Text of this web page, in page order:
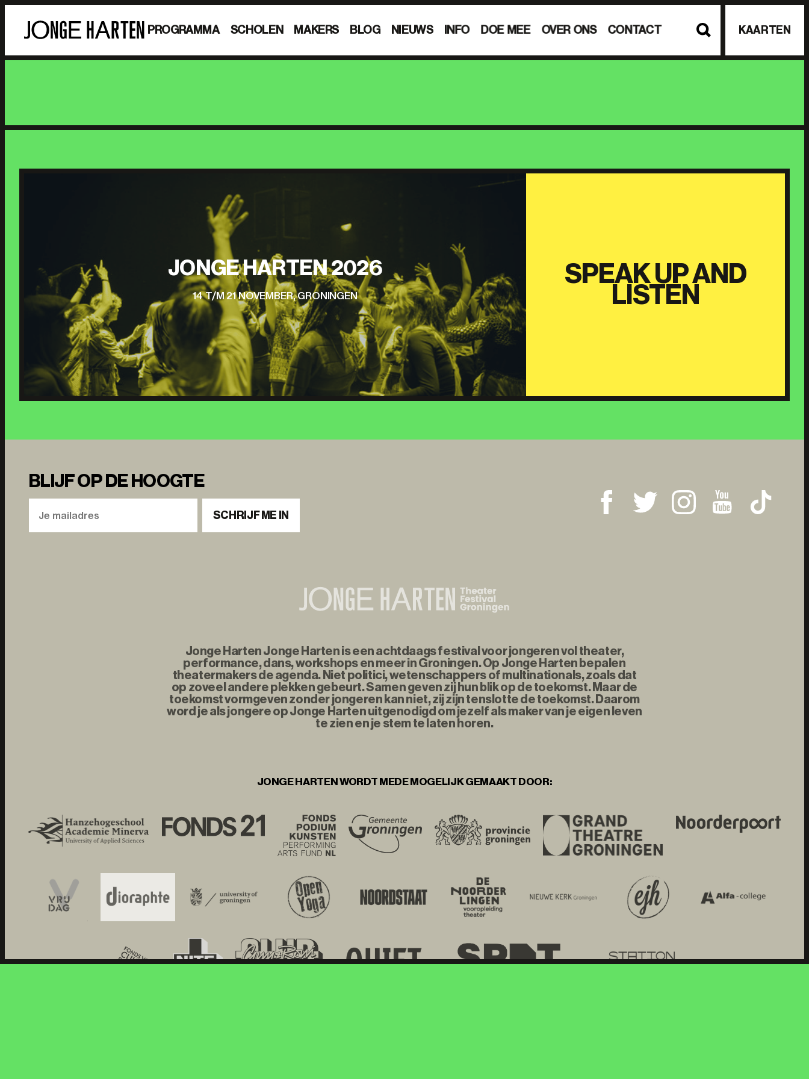
KAARTEN
PROGRAMMA SCHOLEN MAKERS BLOG NIEUWS INFO DOE MEE OVER ONS CONTACT
JONGE HARTEN 2026
14 T/M 21 NOVEMBER, GRONINGEN
SPEAK UP AND
LISTEN
BLIJF OP DE HOOGTE
SCHRIJF ME IN
Jonge Harten Jonge Harten is een achtdaags festival voor jongeren vol theater,
performance, dans, workshops en meer in Groningen. Op Jonge Harten bepalen
theatermakers de agenda. Niet politici, wetenschappers of multinationals, zoals dat
op zoveel andere plekken gebeurt. Samen geven zij hun blik op de toekomst. Maar de
toekomst vormgeven zonder jongeren kan niet, zij zijn tenslotte de toekomst. Daarom
word je als jongere op Jonge Harten uitgenodigd om jezelf als maker van je eigen leven
te zien en je stem te laten horen.
JONGE HARTEN WORDT MEDE MOGELIJK GEMAAKT DOOR: